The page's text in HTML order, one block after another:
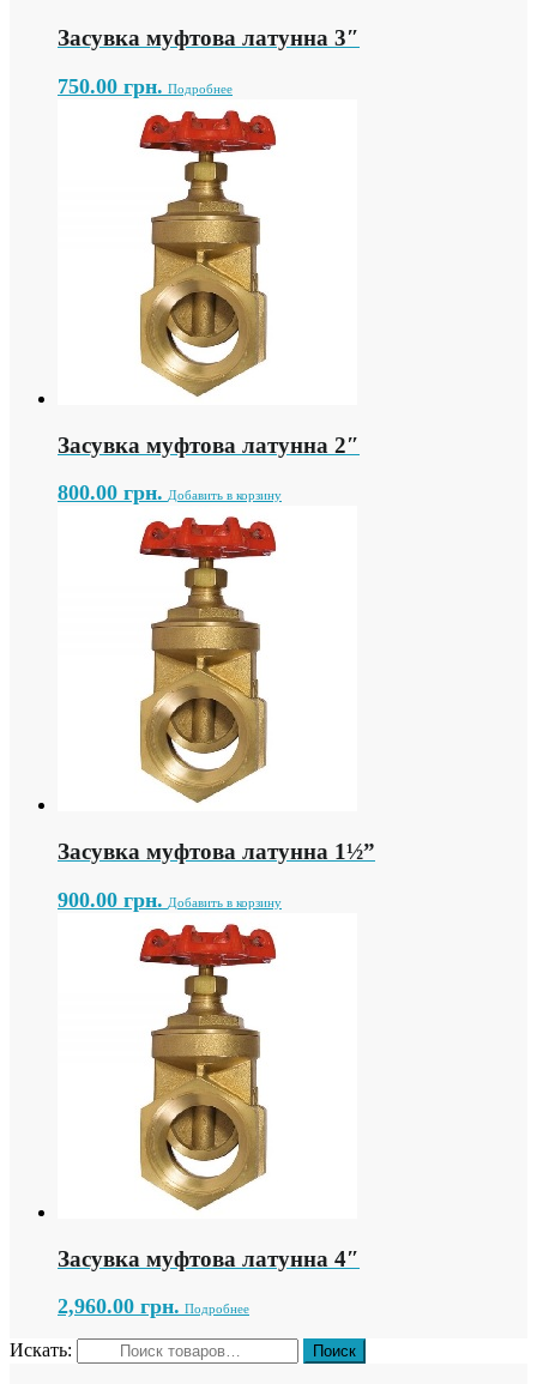
Засувка муфтова латунна 3″
750.00 грн. Подробнее
Засувка муфтова латунна 2″
800.00 грн. Добавить в корзину
Засувка муфтова латунна 1½”
900.00 грн. Добавить в корзину
Засувка муфтова латунна 4″
2,960.00 грн. Подробнее
Искать: